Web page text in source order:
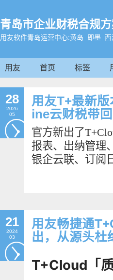
青岛市企业财税合规
用友软件青岛运营中心:黄岛_即墨_
用友 首页 标签
28
2026
05
用友T+最新
ine云财税带
官方新出了
报表、出纳管理
银企云联、订阅
21
2024
03
用友畅捷通
出，从源头杜
T+Cloud「